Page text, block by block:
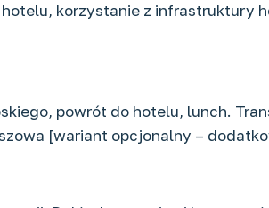
korzystanie z infrastruktury
powrót do hotelu, lunch.
[wariant opcjonalny –